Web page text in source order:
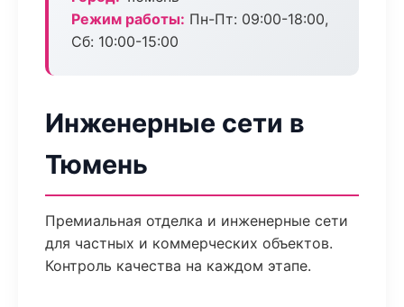
Режим работы: Пн-Пт: 09:00-18:00,
Сб: 10:00-15:00
Инженерные сети в
Тюмень
Премиальная отделка и инженерные сети
для частных и коммерческих объектов.
Контроль качества на каждом этапе.